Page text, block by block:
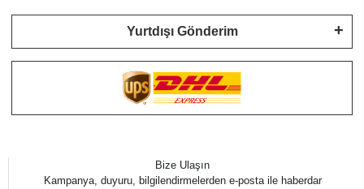
Yurtdışı Gönderim
Bize Ulaşın
Kampanya, duyuru, bilgilendirmelerden e-posta ile haberdar